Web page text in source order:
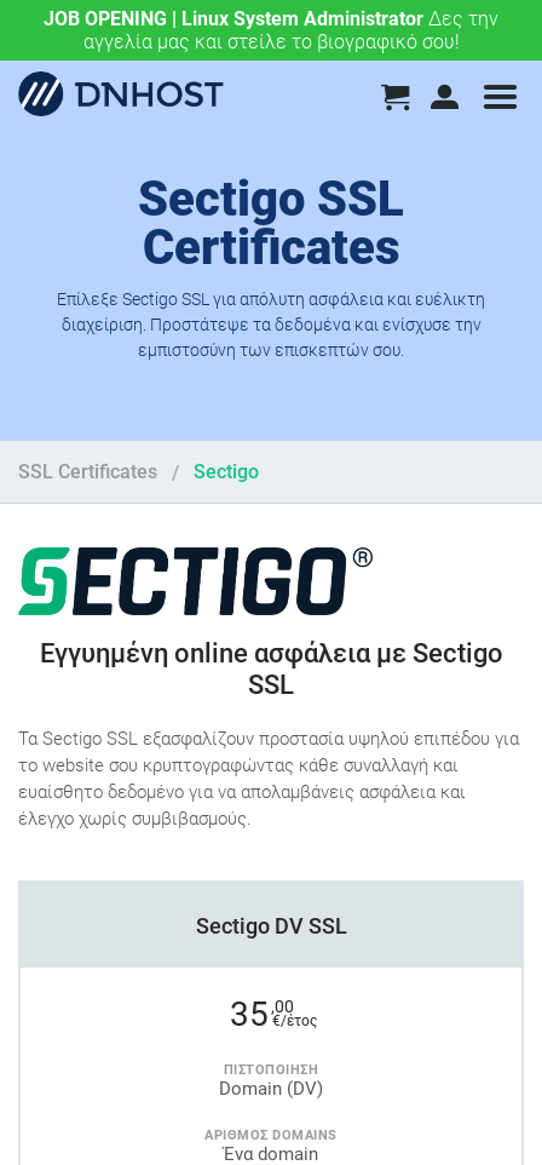
JOB OPENING | Linux System Administrator Δες την
αγγελία μας και στείλε το βιογραφικό σου!
.eu & .ευ domains μόνο 4,90 €/έτος.Χάραξε την
ευρωπαϊκή σου πορεία σήμερα!
Sectigo SSL
Certificates
Επίλεξε Sectigo SSL για απόλυτη ασφάλεια και ευέλικτη
διαχείριση. Προστάτεψε τα δεδομένα και ενίσχυσε την
εμπιστοσύνη των επισκεπτών σου.
SSL Certificates Sectigo
Εγγυημένη online ασφάλεια με Sectigo
SSL
Τα Sectigo SSL εξασφαλίζουν προστασία υψηλού επιπέδου για
το website σου κρυπτογραφώντας κάθε συναλλαγή και
ευαίσθητο δεδομένο για να απολαμβάνεις ασφάλεια και
έλεγχο χωρίς συμβιβασμούς.
Sectigo DV SSL
35,00
€/έτος
ΠΙΣΤΟΠΟΙΗΣΗ
Domain (DV)
ΑΡΙΘΜΟΣ DOMAINS
Ένα domain